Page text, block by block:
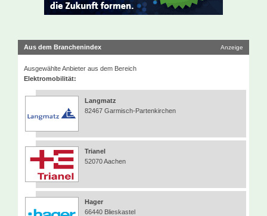
Aus dem Branchenindex Anzeige
Ausgewählte Anbieter aus dem Bereich
Elektromobilität:
Langmatz
82467 Garmisch-Partenkirchen
Trianel
52070 Aachen
Hager
66440 Blieskastel